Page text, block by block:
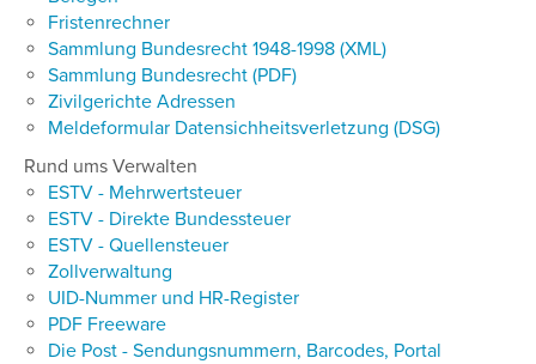
Fristenrechner
Sammlung Bundesrecht 1948-1998 (XML)
Sammlung Bundesrecht (PDF)
Zivilgerichte Adressen
Meldeformular Datensichheitsverletzung (DSG)
Rund ums Verwalten
ESTV - Mehrwertsteuer
ESTV - Direkte Bundessteuer
ESTV - Quellensteuer
Zollverwaltung
UID-Nummer und HR-Register
PDF Freeware
Die Post - Sendungsnummern, Barcodes, Portal